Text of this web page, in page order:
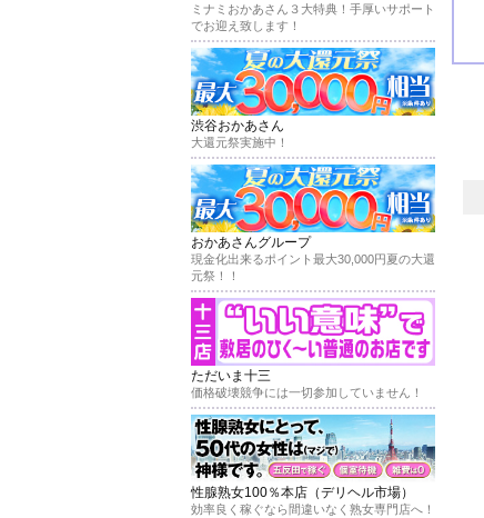
ミナミおかあさん３大特典！手厚いサポート
でお迎え致します！
渋谷おかあさん
大還元祭実施中！
おかあさんグループ
現金化出来るポイント最大30,000円夏の大還
元祭！！
ただいま十三
価格破壊競争には一切参加していません！
性腺熟女100％本店（デリヘル市場）
効率良く稼ぐなら間違いなく熟女専門店へ！